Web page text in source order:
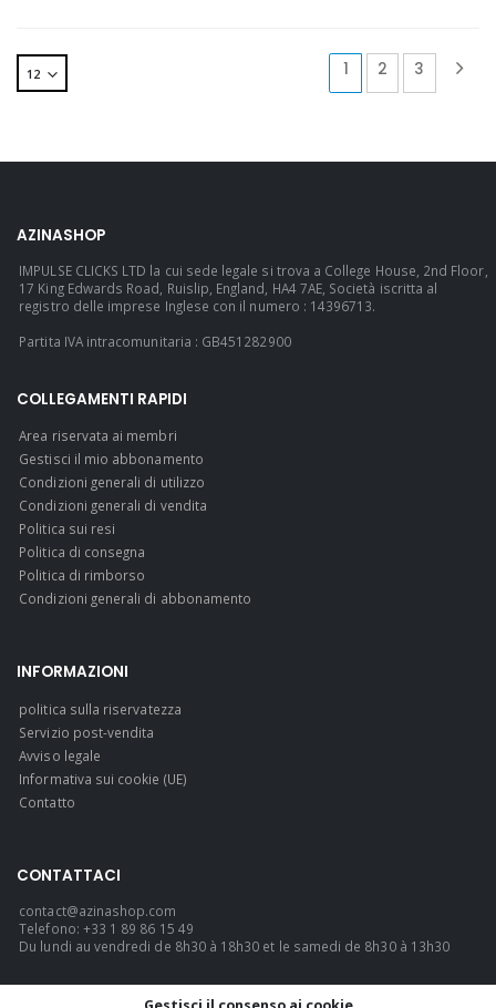
1 2 3
AZINASHOP
IMPULSE CLICKS LTD la cui sede legale si trova a College House, 2nd Floor,
17 King Edwards Road, Ruislip, England, HA4 7AE, Società iscritta al
registro delle imprese Inglese con il numero : 14396713.
Partita IVA intracomunitaria : GB451282900
COLLEGAMENTI RAPIDI
Area riservata ai membri
Gestisci il mio abbonamento
Condizioni generali di utilizzo
Condizioni generali di vendita
Politica sui resi
Politica di consegna
Politica di rimborso
Condizioni generali di abbonamento
INFORMAZIONI
politica sulla riservatezza
Servizio post-vendita
Avviso legale
Informativa sui cookie (UE)
Contatto
CONTATTACI
contact@azinashop.com
Telefono: +33 1 89 86 15 49
Du lundi au vendredi de 8h30 à 18h30 et le samedi de 8h30 à 13h30